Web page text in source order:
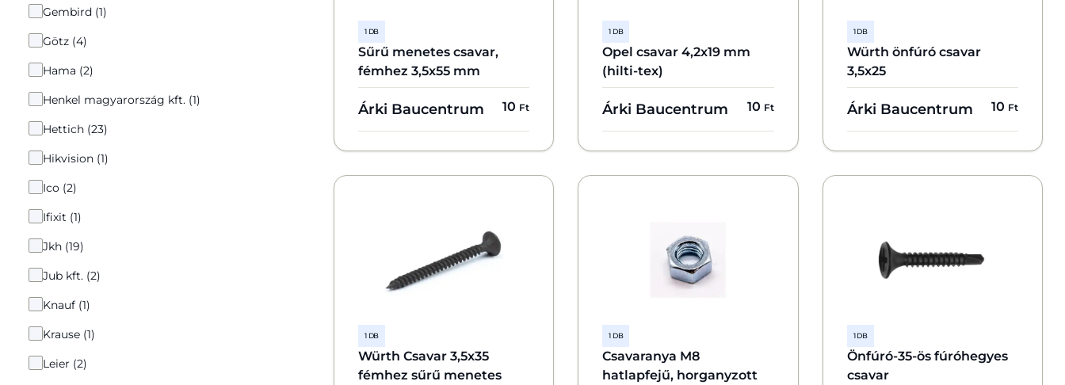
Gembird (1)
Götz (4)
Hama (2)
Henkel magyarország kft. (1)
Hettich (23)
Hikvision (1)
Ico (2)
Ifixit (1)
Jkh (19)
Jub kft. (2)
Knauf (1)
Krause (1)
Leier (2)
1 DB
Sűrű menetes csavar,
fémhez 3,5x55 mm
Árki Baucentrum 10 Ft
1 DB
Opel csavar 4,2x19 mm
(hilti-tex)
Árki Baucentrum 10 Ft
1 DB
Würth önfúró csavar
3,5x25
Árki Baucentrum 10 Ft
1 DB
Würth Csavar 3,5x35
fémhez sűrű menetes
1 DB
Csavaranya M8
hatlapfejű, horganyzott
1 DB
Önfúró-35-ös fúróhegyes
csavar